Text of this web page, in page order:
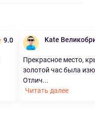
9.0 Kate
Прекрасное место,
золотой час была
Отлич...
Читать далее